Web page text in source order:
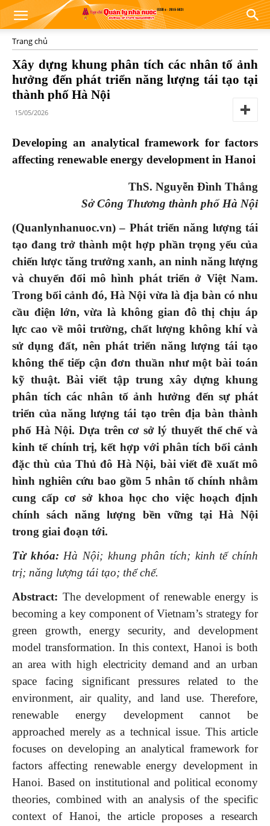
Trang chủ
Xây dựng khung phân tích các nhân tố ảnh
hưởng đến phát triển năng lượng tái tạo tại
thành phố Hà Nội
15/05/2026
Developing an analytical framework for factors
affecting renewable energy development in Hanoi
ThS. Nguyễn Đình Thắng
Sở Công Thương thành phố Hà Nội
(Quanlynhanuoc.vn) – Phát triển năng lượng tái
tạo đang trở thành một hợp phần trọng yếu của
chiến lược tăng trưởng xanh, an ninh năng lượng
và chuyển đổi mô hình phát triển ở Việt Nam.
Trong bối cảnh đó, Hà Nội vừa là địa bàn có nhu
cầu điện lớn, vừa là không gian đô thị chịu áp
lực cao về môi trường, chất lượng không khí và
sử dụng đất, nên phát triển năng lượng tái tạo
không thể tiếp cận đơn thuần như một bài toán
kỹ thuật. Bài viết tập trung xây dựng khung
phân tích các nhân tố ảnh hưởng đến sự phát
triển của năng lượng tái tạo trên địa bàn thành
phố Hà Nội. Dựa trên cơ sở lý thuyết thể chế và
kinh tế chính trị, kết hợp với phân tích bối cảnh
đặc thù của Thủ đô Hà Nội, bài viết đề xuất mô
hình nghiên cứu bao gồm 5 nhân tố chính nhằm
cung cấp cơ sở khoa học cho việc hoạch định
chính sách năng lượng bền vững tại Hà Nội
trong giai đoạn tới.
Từ khóa: Hà Nội; khung phân tích; kinh tế chính
trị; năng lượng tái tạo; thể chế.
Abstract: The development of renewable energy is
becoming a key component of Vietnam’s strategy for
green growth, energy security, and development
model transformation. In this context, Hanoi is both
an area with high electricity demand and an urban
space facing significant pressures related to the
environment, air quality, and land use. Therefore,
renewable energy development cannot be
approached merely as a technical issue. This article
focuses on developing an analytical framework for
factors affecting renewable energy development in
Hanoi. Based on institutional and political economy
theories, combined with an analysis of the specific
context of Hanoi, the article proposes a research